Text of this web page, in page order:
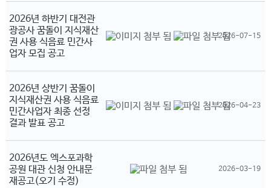
2026년 하반기 대전관
광공사 꿈돌이 지식재산
권 사용 식음료 민간사
업자 모집 공고
2026-07-15
2026년 상반기 꿈돌이
지식재산권 사용 식음료
민간사업자 최종 선정
결과 발표 공고
2026-04-23
2026년도 엑스포과학
공원 대관 신청 안내문
재공고(오기 수정)
2026-03-19